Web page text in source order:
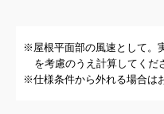
※屋根平面部の風速として。
を考慮のうえ計算してくだ
※仕様条件から外れる場合は